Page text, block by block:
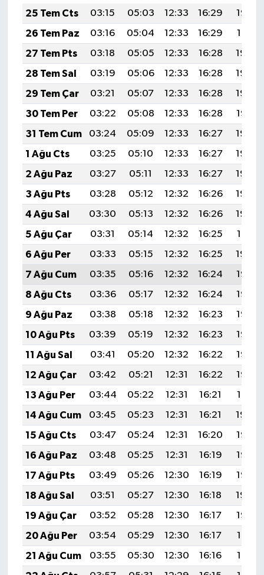
25 Tem Cts
03:15 05:03 12:33 16:29
19:52
26 Tem Paz
03:16 05:04 12:33 16:29
19:51
27 Tem Pts
03:18 05:05 12:33 16:28
19:50
28 Tem Sal
03:19 05:06 12:33 16:28
19:49
29 Tem Çar
03:21 05:07 12:33 16:28
19:48
30 Tem Per
03:22 05:08 12:33 16:28
19:47
31 Tem Cum
03:24 05:09 12:33 16:27
19:46
1 Ağu Cts
03:25 05:10 12:33 16:27
19:45
2 Ağu Paz
03:27 05:11 12:33 16:27
19:44
3 Ağu Pts
03:28 05:12 12:32 16:26
19:43
4 Ağu Sal
03:30 05:13 12:32 16:26
19:42
5 Ağu Çar
03:31 05:14 12:32 16:25
19:41
6 Ağu Per
03:33 05:15 12:32 16:25
19:40
7 Ağu Cum
03:35 05:16 12:32 16:24
19:38
8 Ağu Cts
03:36 05:17 12:32 16:24
19:37
9 Ağu Paz
03:38 05:18 12:32 16:23
19:36
10 Ağu Pts
03:39 05:19 12:32 16:23
19:35
11 Ağu Sal
03:41 05:20 12:32 16:22
19:33
12 Ağu Çar
03:42 05:21 12:31 16:22
19:32
13 Ağu Per
03:44 05:22 12:31 16:21
19:31
14 Ağu Cum
03:45 05:23 12:31 16:21
19:29
15 Ağu Cts
03:47 05:24 12:31 16:20
19:28
16 Ağu Paz
03:48 05:25 12:31 16:19
19:27
17 Ağu Pts
03:49 05:26 12:30 16:19
19:25
18 Ağu Sal
03:51 05:27 12:30 16:18
19:24
19 Ağu Çar
03:52 05:28 12:30 16:17
19:22
20 Ağu Per
03:54 05:29 12:30 16:17
19:21
21 Ağu Cum
03:55 05:30 12:30 16:16
19:19